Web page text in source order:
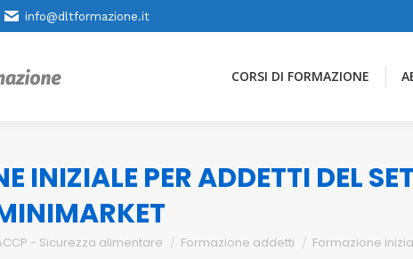
info@dltformazione.it
CORSI DI FORMAZIONE
INIZIALE PER ADDETTI DEL
- Sicurezza alimentare Formazione addetti Formazione